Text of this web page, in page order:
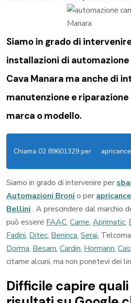
Siamo in grado di
installazioni di automazione
Cava Manara ma anche di
manutenzione e riparazione
marca o modello.
Chiama 02 89601329 per
Siamo in grado di intervenire per
Automazioni Broni o per
Bellini . A prescindere dal marchio
può essere FAAC,Came,Aprimatic,
Fadini, Ditec, Beninca,Serai,
Dorma, Besam,Cardin, Hormann,
citarne alcuni, ma non ponetevi dei
Difficile capire quali